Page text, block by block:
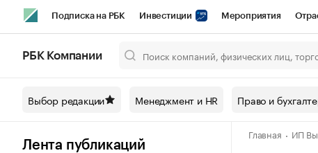
Подписка на РБК Инвестиции Мероприятия
Спецпроекты СПб Конференции СПб Спецпроекты
Технологии и медиа Рынок наличной валюты
РБК Компании
Выбор редакции Менеджмент и HR Право и
Лента публикаций
Главная ИП